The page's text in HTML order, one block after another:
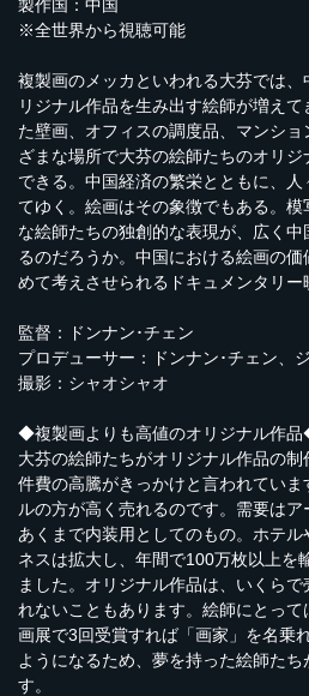
製作国：中国
※全世界から視聴可能
複製画のメッカといわれる大芬では
リジナル作品を生み出す絵師が増え
た壁画、オフィスの調度品、マンシ
ざまな場所で大芬の絵師たちのオリ
できる。中国経済の繁栄とともに、
てゆく。絵画はその象徴でもある。
な絵師たちの独創的な表現が、広く
るのだろうか。中国における絵画の
めて考えさせられるドキュメンタリー
監督：ドンナン･チェン
プロデューサー：ドンナン･チェン、
撮影：シャオシャオ
◆複製画よりも高値のオリジナル作
大芬の絵師たちがオリジナル作品の
件費の高騰がきっかけと言われてい
ルの方が高く売れるのです。需要はア
あくまで内装用としてのもの。ホテ
ネスは拡大し、年間で100万枚以上を
ました。オリジナル作品は、いくら
れないこともあります。絵師にとっ
画展で3回受賞すれば「画家」を名乗
ようになるため、夢を持った絵師たち
す。